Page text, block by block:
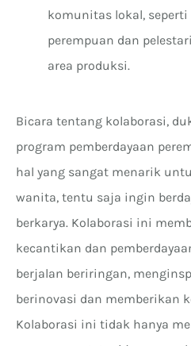
komunitas lokal, seperti
perempuan dan
area produksi.
Bicara tentang kolaborasi,
program pemberdayaan
hal yang sangat menarik
wanita, tentu saja ingin
berkarya. Kolaborasi ini
kecantikan dan
berjalan beriringan,
berinovasi dan memberikan
Kolaborasi ini tidak hanya